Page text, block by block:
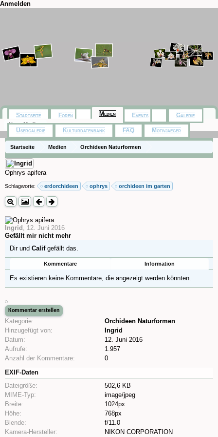
Anmelden
Startseite Medien Orchideen Naturformen
Ophrys apifera
Schlagworte: erdorchideen ophrys orchideen im garten
Ingrid , 12. Juni 2016
Gefällt mir nicht mehr
Dir und Califgefällt das.
Kommentare Information
Es existieren keine Kommentare, die angezeigt werden könnten.
Kategorie:
Orchideen Naturformen
Hinzugefügt von:
Ingrid
Datum:
12. Juni 2016
Aufrufe:
1.957
Anzahl der Kommentare:
0
EXIF-Daten
Dateigröße:
502,6 KB
MIME-Typ:
image/jpeg
Breite:
1024px
Höhe:
768px
Blende:
f/11.0
Kamera-Hersteller:
NIKON CORPORATION
Startseite Foren Medien
Neue Medien
Events Galerie
Usergalerie Kulturdatenbank FAQ Motivjaeger